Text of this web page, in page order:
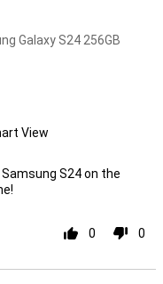
Galaxy S24 256GB
View
S24 on the
0 0